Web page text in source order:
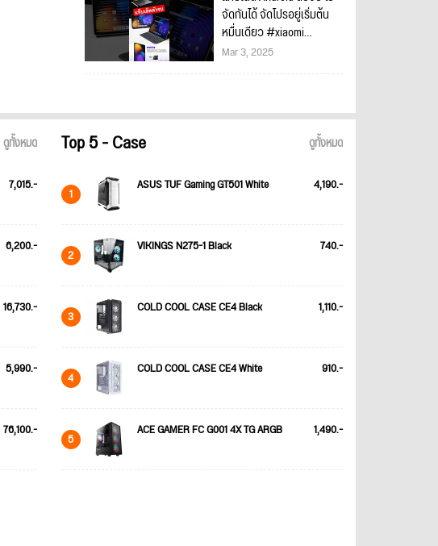
จัดกันได้ จัดโปรอยู่เริ่มต้น
หมื่นเดียว #xiaomi
#XiaomiPad7 #แท็บเล็ต
Mar 3, 2025
ดูทั้งหมด
7,015.-
6,200.-
16,730.-
5,990.-
76,100.-
Top 5 - Case ดูทั้งหมด
1 ASUS TUF Gaming GT501 White 4,190.-
2 VIKINGS N275-1 Black 740.-
3 COLD COOL CASE CE4 Black 1,110.-
4 COLD COOL CASE CE4 White 910.-
5 ACE GAMER FC G001 4X TG ARGB 1,490.-